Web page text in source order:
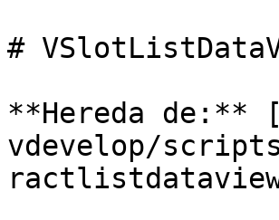
#
**Hereda de:**
vdevelop/